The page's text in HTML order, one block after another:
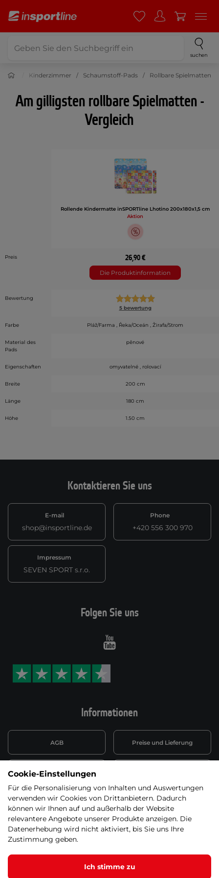
suchen
Sport Kinderzimmer Schaumstoff-Pads Rollbare Spielmatten
Am gilligsten rollbare Spielmatten -
Vergleich
Rollende Kindermatte inSPORTline Lhotino 200x180x1,5 cm
Aktion
Preis 26,90 €
Die Produktinformation
Bewertung
5 bewertung
Farbe Pláž/Farma , Řeka/Oceán , Žirafa/Strom
Material des
Pads
pěnové
Eigenschaften omyvatelné , rolovací
Breite 200 cm
Länge 180 cm
Höhe 1.50 cm
Kontaktieren Sie uns
E-mail
shop@insportline.de
Phone
+420 556 300 970
Impressum
SEVEN SPORT s.r.o.
Informationen
AGB Preise und Lieferung
Datenschutzerklärung
Wiederufsbelehrung mit Link
zum Formular
Batterieentsorgung
Informationen zu Elektro-
und Elektonikgeräten
Widerruf erklären
Folgen Sie uns
Youtube
Cookie-Einstellungen
Für die Personalisierung von Inhalten und Auswertungen
verwenden wir Cookies von Drittanbietern. Dadurch
können wir Ihnen auf und außerhalb der Website
relevantere Angebote unserer Produkte anzeigen. Die
Datenerhebung wird nicht aktiviert, bis Sie uns Ihre
Zustimmung geben.
Ich stimme zu